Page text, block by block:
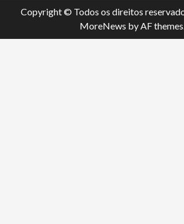
Copyright © Todos os direitos
MoreNews by AF